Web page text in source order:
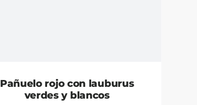
Pañuelo rojo con lauburus
verdes y blancos